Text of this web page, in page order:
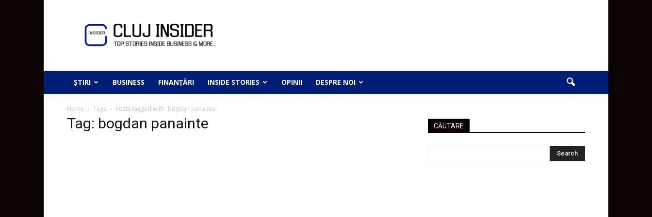
ȘTIRI BUSINESS FINANȚĂRI INSIDE STORIES OPINII DESPRE NOI
Home Tags Posts tagged with "bogdan panainte"
Tag: bogdan panainte CĂUTARE